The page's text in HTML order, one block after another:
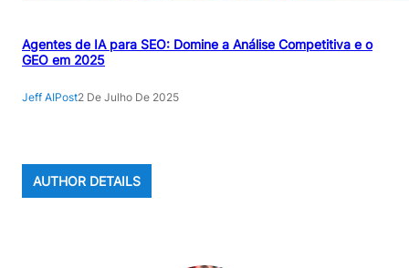
Agentes de IA para SEO: Domine a Análise Competitiva e o
GEO em 2025
Jeff AIPost2 De Julho De 2025
AUTHOR DETAILS